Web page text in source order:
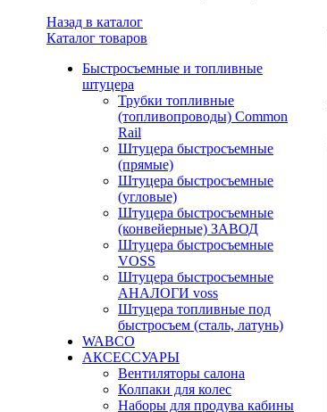
Назад в каталог
Каталог товаров
Быстросъемные и топливные
штуцера
Трубки топливные
(топливопроводы) Common
Rail
Штуцера быстросъемные
(прямые)
Штуцера быстросъемные
(угловые)
Штуцера быстросъемные
(конвейерные) ЗАВОД
Штуцера быстросъемные
VOSS
Штуцера быстросъемные
АНАЛОГИ voss
Штуцера топливные под
быстросъем (сталь, латунь)
WABCO
АКСЕССУАРЫ
Вентиляторы салона
Колпаки для колес
Наборы для продува кабины